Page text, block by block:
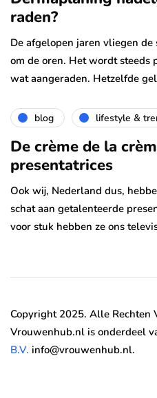
raden?
De afgelopen jaren vliegen
om de oren. Het wordt
wat aangeraden. Hetzelfde
blog lifestyle &
De crème de la
presentatrices
Ook wij, Nederland dus,
schat aan getalenteerde
voor stuk hebben ze ons
Copyright 2025. Alle Rechten
Vrouwenhub.nl is onderdeel
B.V. info@vrouwenhub.nl.